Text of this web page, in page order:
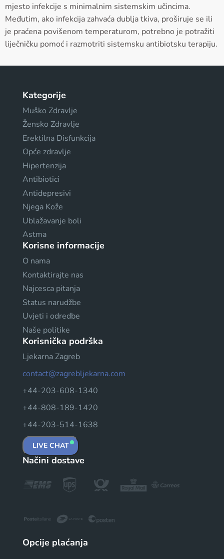
mjesto infekcije s minimalnim sistemskim učincima.
Međutim, ako infekcija zahvaća dublja tkiva, proširuje se ili
je praćena povišenom temperaturom, potrebno je potražiti
liječničku pomoć i razmotriti sistemsku antibiotsku terapiju.
Kategorije
Muško Zdravlje
Žensko Zdravlje
Erektilna Disfunkcija
Opće zdravlje
Hipertenzija
Antibiotici
Antidepresivi
Njega Kože
Ublažavanje boli
Astma
Korisne informacije
O nama
Kontaktirajte nas
Najcesca pitanja
Status narudžbe
Uvjeti i odredbe
Naše politike
Korisnička podrška
Ljekarna Zagreb
contact@zagrebljekarna.com
+44-203-608-1340
+44-808-189-1420
+44-203-514-1638
LIVE CHAT
Načini dostave
Opcije plaćanja